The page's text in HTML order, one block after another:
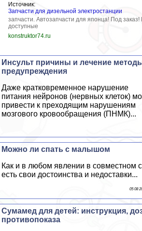
Источник:
Запчасти для дизельной электростанции
запчасти. Автозапчасти для японца! Под
доступные
konstruktor74.ru
Инсульт причины и лечение
предупреждения
Даже кратковременное нарушение
питания нейронов (нервных клеток)
привести к преходящим нарушениям
мозгового кровообращения (ПНМК)...
Можно ли спать с малышом
Как и в любом явлении в совместном
есть свои достоинства и недоставки...
05 08
Cумамед для детей: инструкция,
противопоказа